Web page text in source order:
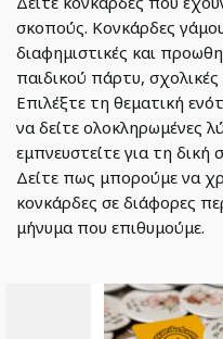
σκοπούς. Κονκάρδες
διαφημιστικές και
παιδικού πάρτυ, σχολικές
Επιλέξτε τη θεματική
να δείτε ολοκληρωμένες
εμπνευστείτε για τη δική
Δείτε πως μπορούμε να
κονκάρδες σε διάφορες
μήνυμα που επιθυμούμε.